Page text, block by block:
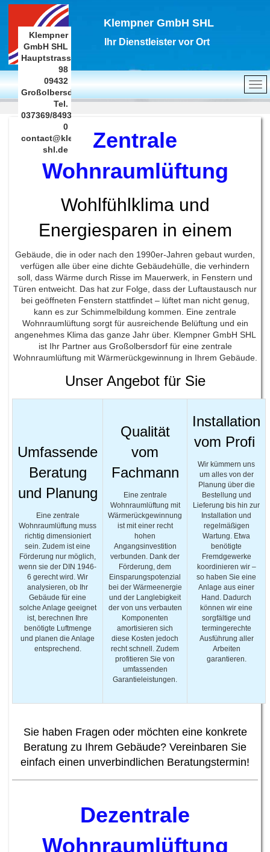
Klempner GmbH SHL
Ihr Dienstleister vor Ort
Klempner
GmbH SHL
Hauptstrasse
98
09432
Großolbersdorf
Tel.
037369/8493-
0
contact@klempner-
shl.de
Zentrale
Wohnraumlüftung
Wohlfühlklima und
Energiesparen in einem
Gebäude, die in oder nach den 1990er-Jahren gebaut wurden,
verfügen alle über eine dichte Gebäudehülle, die verhindern
soll, dass Wärme durch Risse im Mauerwerk, in Fenstern und
Türen entweicht. Das hat zur Folge, dass der Luftaustausch nur
bei geöffneten Fenstern stattfindet – lüftet man nicht genug,
kann es zur Schimmelbildung kommen. Eine zentrale
Wohnraumlüftung sorgt für ausreichende Belüftung und ein
angenehmes Klima das ganze Jahr über. Klempner GmbH SHL
ist Ihr Partner aus Großolbersdorf für eine zentrale
Wohnraumlüftung mit Wärmerückgewinnung in Ihrem Gebäude.
Unser Angebot für Sie
Umfassende
Beratung
und Planung
Eine zentrale
Wohnraumlüftung muss
richtig dimensioniert
sein. Zudem ist eine
Förderung nur möglich,
wenn sie der DIN 1946-
6 gerecht wird. Wir
analysieren, ob Ihr
Gebäude für eine
solche Anlage geeignet
ist, berechnen Ihre
benötigte Luftmenge
und planen die Anlage
entsprechend.
Qualität
vom
Fachmann
Eine zentrale
Wohnraumlüftung mit
Wärmerückgewinnung
ist mit einer recht
hohen
Angangsinvestition
verbunden. Dank der
Förderung, dem
Einsparungspotenzial
bei der Wärmeenergie
und der Langlebigkeit
der von uns verbauten
Komponenten
amortisieren sich
diese Kosten jedoch
recht schnell. Zudem
profitieren Sie von
umfassenden
Garantieleistungen.
Installation
vom Profi
Wir kümmern uns
um alles von der
Planung über die
Bestellung und
Lieferung bis hin zur
Installation und
regelmäßigen
Wartung. Etwa
benötigte
Fremdgewerke
koordinieren wir –
so haben Sie eine
Anlage aus einer
Hand. Dadurch
können wir eine
sorgfältige und
termingerechte
Ausführung aller
Arbeiten
garantieren.
Sie haben Fragen oder möchten eine konkrete
Beratung zu Ihrem Gebäude? Vereinbaren Sie
einfach einen unverbindlichen Beratungstermin!
Dezentrale
Wohnraumlüftung